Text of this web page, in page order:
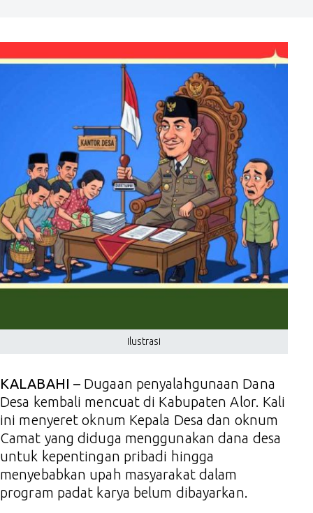
Ilustrasi
KALABAHI – Dugaan penyalahgunaan Dana
Desa kembali mencuat di Kabupaten Alor. Kali
ini menyeret oknum Kepala Desa dan oknum
Camat yang diduga menggunakan dana desa
untuk kepentingan pribadi hingga
menyebabkan upah masyarakat dalam
program padat karya belum dibayarkan.